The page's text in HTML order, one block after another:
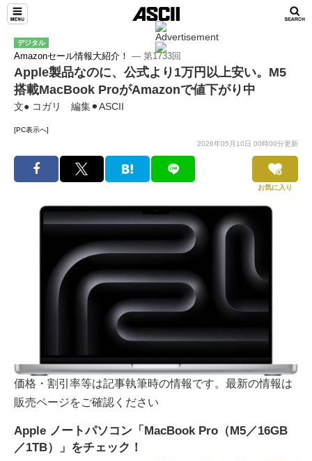
デジタル
Amazonセール情報大紹介！ ― 第1733回
Apple製品なのに、公式より1万円以上安い。M5
搭載MacBook ProがAmazonで値下がり中
文● コガリ 編集⚫︎ASCII
[PC表示へ]
2026年05月10日 00時00分更新
お気に入り
価格・割引率等は記事執筆時の情報です。最新の情報は
販売ページをご確認ください
Apple ノートパソコン「MacBook Pro（M5／16GB
／1TB）」をチェック！